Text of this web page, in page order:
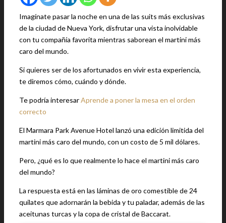
Imagínate pasar la noche en una de las suits más exclusivas
de la ciudad de Nueva York, disfrutar una vista inolvidable
con tu compañía favorita mientras saborean el martini más
caro del mundo.
Si quieres ser de los afortunados en vivir esta experiencia,
te diremos cómo, cuándo y dónde.
Te podría interesarAprende a poner la mesa en el orden
correcto
El Marmara Park Avenue Hotel lanzó una edición limitida del
martini más caro del mundo, con un costo de 5 mil dólares.
Pero, ¿qué es lo que realmente lo hace el martini más caro
del mundo?
La respuesta está en las láminas de oro comestible de 24
quilates que adornarán la bebida y tu paladar, además de las
aceitunas turcas y la copa de cristal de Baccarat.